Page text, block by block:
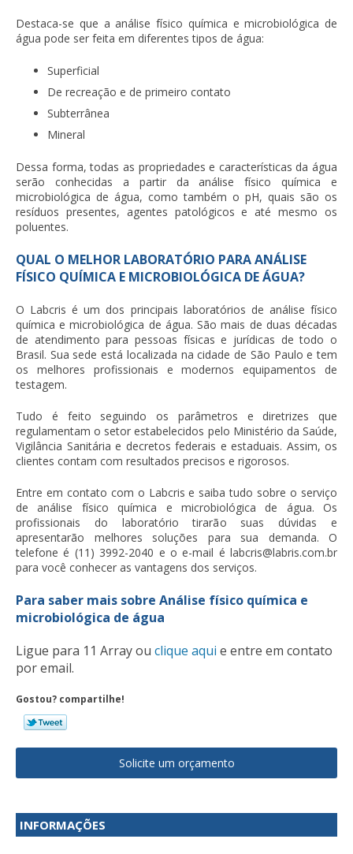
Destaca-se que aanálise físico química e microbiológica de
água pode ser feita em diferentes tipos de água:
Superficial
De recreação e de primeiro contato
Subterrânea
Mineral
Dessa forma, todas as propriedades e características da água
serão conhecidas a partir daanálise físico química e
microbiológica de água, como também o pH, quais são os
resíduos presentes, agentes patológicos e até mesmo os
poluentes.
QUAL O MELHOR LABORATÓRIO PARA ANÁLISE
FÍSICO QUÍMICA E MICROBIOLÓGICA DE ÁGUA?
O Labcris é um dos principais laboratórios de análise físico
química e microbiológica de água. São mais de duas décadas
de atendimento para pessoas físicas e jurídicas de todo o
Brasil. Sua sede está localizada na cidade de São Paulo e tem
os melhores profissionais e modernos equipamentos de
testagem.
Tudo é feito seguindo os parâmetros e diretrizes que
regulamentam o setor estabelecidos pelo Ministério da Saúde,
Vigilância Sanitária e decretos federais e estaduais. Assim, os
clientes contam com resultados precisos e rigorosos.
Entre em contato com o Labcris e saiba tudo sobre o serviço
deanálise físico química e microbiológica de água. Os
profissionais do laboratório tirarão suas dúvidas e
apresentarão melhores soluções para sua demanda. O
telefone é (11) 3992-2040 e o e-mail é labcris@labris.com.br
para você conhecer as vantagens dos serviços.
Para saber mais sobre Análise físico química e
microbiológica de água
Ligue para 11 Arrayou clique aqui e entre em contato
por email.
Gostou? compartilhe!
Solicite um orçamento
INFORMAÇÕES